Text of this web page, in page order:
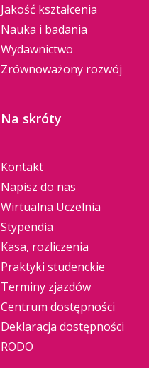
Jakość kształcenia
Nauka i badania
Wydawnictwo
Zrównoważony rozwój
Na skróty
Kontakt
Napisz do nas
Wirtualna Uczelnia
Stypendia
Kasa, rozliczenia
Praktyki studenckie
Terminy zjazdów
Centrum dostępności
Deklaracja dostępności
RODO